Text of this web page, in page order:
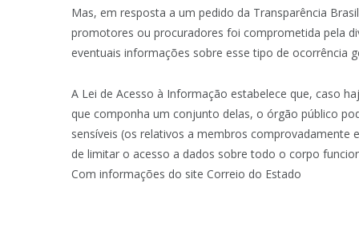
Mas, em resposta a um pedido da Transparência
promotores ou procuradores foi comprometida pela
eventuais informações sobre esse tipo de ocorrência
A Lei de Acesso à Informação estabelece que, caso
que componha um conjunto delas, o órgão público
sensíveis (os relativos a membros comprovadamente
de limitar o acesso a dados sobre todo o corpo
Com informações do site Correio do Estado